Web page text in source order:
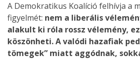
A Demokratikus Koalíció felhívja a
figyelmét: nem a liberális
alakult ki róla rossz vélemény,
köszönheti. A valódi hazafiak
tömegek” miatt aggódnak,